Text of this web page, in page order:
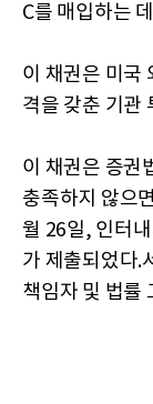
C를 매입하는
이 채권은 미국
격을 갖춘 기관
이 채권은 증권
충족하지 않으
월 26일, 인터
가 제출되었다.
책임자 및 법률